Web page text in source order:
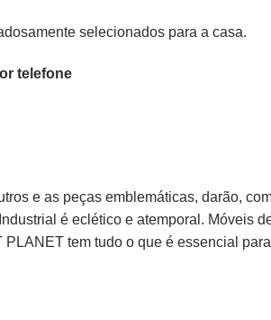
selecionados para a casa.
telefone
e as peças emblemáticas, darão,
é eclético e atemporal. Móveis
PLANET tem tudo o que é essencial